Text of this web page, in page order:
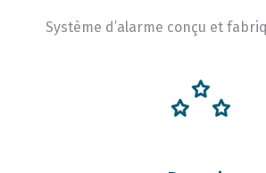
Système d’alarme conçu et